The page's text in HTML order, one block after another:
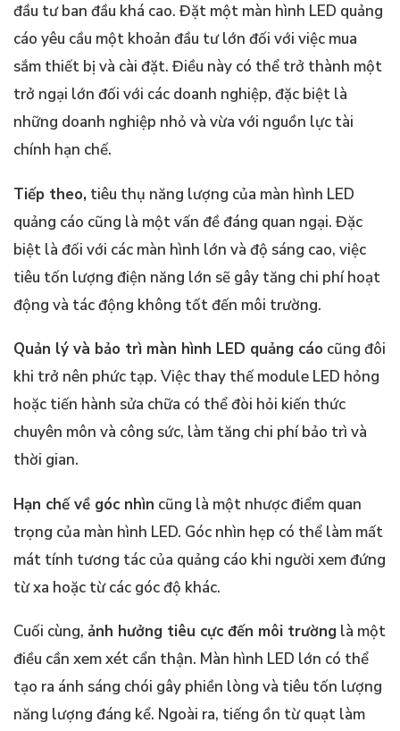
đầu tư ban đầu khá cao. Đặt một màn hình LED quảng
cáo yêu cầu một khoản đầu tư lớn đối với việc mua
sắm thiết bị và cài đặt. Điều này có thể trở thành một
trở ngại lớn đối với các doanh nghiệp, đặc biệt là
những doanh nghiệp nhỏ và vừa với nguồn lực tài
chính hạn chế.
Tiếp theo, tiêu thụ năng lượng của màn hình LED
quảng cáo cũng là một vấn đề đáng quan ngại. Đặc
biệt là đối với các màn hình lớn và độ sáng cao, việc
tiêu tốn lượng điện năng lớn sẽ gây tăng chi phí hoạt
động và tác động không tốt đến môi trường.
Quản lý và bảo trì màn hình LED quảng cáo cũng đôi
khi trở nên phức tạp. Việc thay thế module LED hỏng
hoặc tiến hành sửa chữa có thể đòi hỏi kiến thức
chuyên môn và công sức, làm tăng chi phí bảo trì và
thời gian.
Hạn chế về góc nhìn cũng là một nhược điểm quan
trọng của màn hình LED. Góc nhìn hẹp có thể làm mất
mát tính tương tác của quảng cáo khi người xem đứng
từ xa hoặc từ các góc độ khác.
Cuối cùng, ảnh hưởng tiêu cực đến môi trường là một
điều cần xem xét cẩn thận. Màn hình LED lớn có thể
tạo ra ánh sáng chói gây phiền lòng và tiêu tốn lượng
năng lượng đáng kể. Ngoài ra, tiếng ồn từ quạt làm